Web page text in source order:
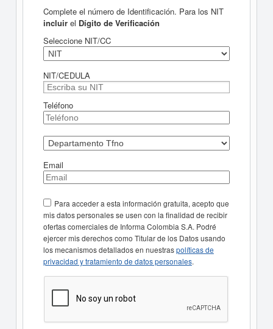
Complete el número de Identificación. Para los NIT
incluirel Dígito de Verificación
Seleccione NIT/CC
NIT/CEDULA
Teléfono
Email
Para acceder a esta información gratuita, acepto que
mis datos personales se usen con la finalidad de recibir
ofertas comerciales de Informa Colombia S.A. Podré
ejercer mis derechos como Titular de los Datos usando
los mecanismos detallados en nuestraspolíticas de
privacidad y tratamiento de datos personales.